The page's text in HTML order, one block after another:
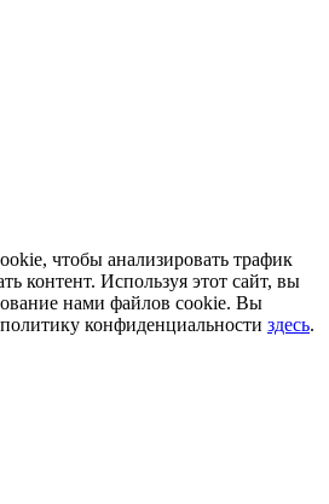
чтобы анализировать трафик
контент. Используя этот сайт, вы
нами файлов cookie. Вы
конфиденциальности здесь.